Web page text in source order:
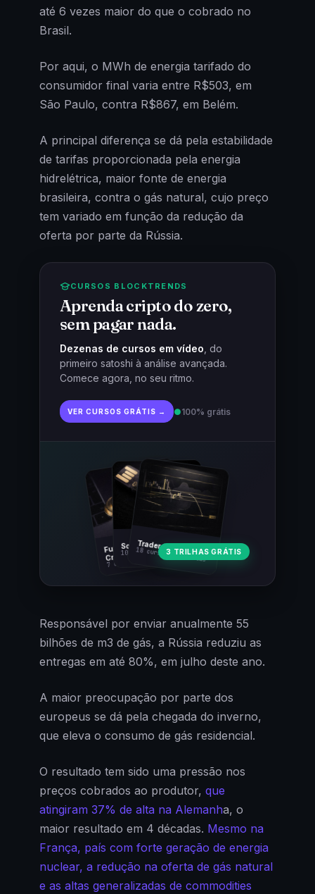
até 6 vezes maior do que o cobrado no
Brasil.
Por aqui, o MWh de energia tarifado do
consumidor final varia entre R$503, em
São Paulo, contra R$867, em Belém.
A principal diferença se dá pela estabilidade
de tarifas proporcionada pela energia
hidrelétrica, maior fonte de energia
brasileira, contra o gás natural, cujo preço
tem variado em função da redução da
oferta por parte da Rússia.
CURSOS BLOCKTRENDS
Aprenda cripto do zero,
sem pagar nada.
Dezenas de cursos em vídeo , do
primeiro satoshi à análise avançada.
Comece agora, no seu ritmo.
VER CURSOS GRÁTIS → ●100% grátis
Fundamentos
Cripto
7 cursos · 31 aulas
Trader Cripto
18 cursos · 80 aulas
Soberania Bitcoin
10 cursos · 44 aulas3 TRILHAS GRÁTIS
Responsável por enviar anualmente 55
bilhões de m3 de gás, a Rússia reduziu as
entregas em até 80%, em julho deste ano.
A maior preocupação por parte dos
europeus se dá pela chegada do inverno,
que eleva o consumo de gás residencial.
O resultado tem sido uma pressão nos
preços cobrados ao produtor, que
atingiram 37% de alta na Alemanha, o
maior resultado em 4 décadas. Mesmo na
França, país com forte geração de energia
nuclear, a redução na oferta de gás natural
e as altas generalizadas de commodities